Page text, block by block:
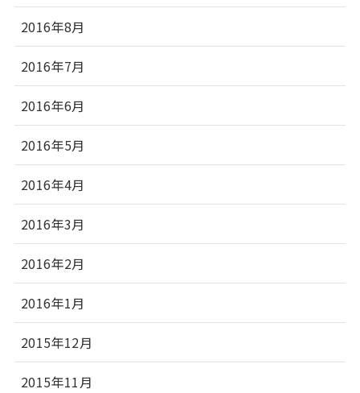
2016年8月
2016年7月
2016年6月
2016年5月
2016年4月
2016年3月
2016年2月
2016年1月
2015年12月
2015年11月